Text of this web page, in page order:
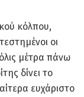
κόλπου,
οι
μέτρα πάνω
δίνει το
ευχάριστο